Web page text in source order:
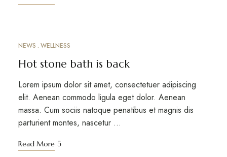
MARCH 12, 2023
NEWS WELLNESS
Hot stone bath is back
Lorem ipsum dolor sit amet, consectetuer adipiscing
elit. Aenean commodo ligula eget dolor. Aenean
massa. Cum sociis natoque penatibus et magnis dis
parturient montes, nascetur …
Read More